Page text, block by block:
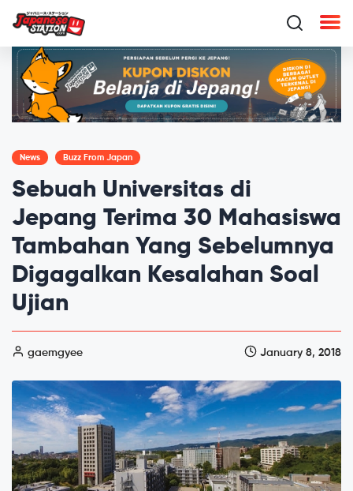
News Buzz From Japan
Sebuah Universitas di
Jepang Terima 30 Mahasiswa
Tambahan Yang Sebelumnya
Digagalkan Kesalahan Soal
Ujian
gaemgyee January 8, 2018